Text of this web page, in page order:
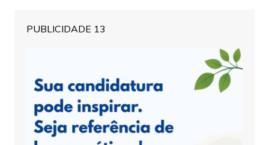
PUBLICIDADE 13